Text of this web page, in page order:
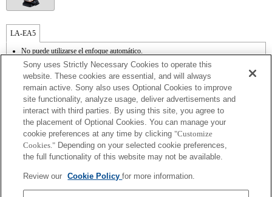
LA-EA5
No puede utilizarse el enfoque automático.
Disponible con un adaptador de monturas
El sonido de control del diafragma se graba con el micrófono interno.
Outside the A (Aperture priority), S (Shutter priority), and M (Manual) modes, the
shutter speed and the aperture can not be adjusted during the movie recording.
En función de las condiciones de grabación, el brillo de la imagen puede no ser
uniforme. Cambia la función [Front Curtain Shutter/Obturador de cortinilla frontal] a
[Off/Apagado].
Si acoplas la [lente del tipo A-mount] usando un Adaptador Mount, la función de
ayuda MF no funciona automáticamente cuando giras el anillo del foco. Puedes
agrandar la imagen seleccionando la función [Focus Magnifier/Lupa de foco] o la
función [MF Assist/Ayuda MF] a cualquier tecla en las "opciones personalizadas".
La función SteadyShot no responde cuando SteadyShot está ajustado a [Estándar].
Sony uses Strictly Necessary Cookies to operate this
website. These cookies are essential, and will always
remain active. Sony also uses Optional Cookies to improve
site functionality, analyze usage, deliver advertisements and
interact with third parties. By using this site, you agree to
the placement of Optional Cookies. You can manage your
cookie preferences at any time by clicking "Customize
Cookies." Depending on your selected cookie preferences,
the full functionality of this website may not be available.
Review our Cookie Policyfor more information.